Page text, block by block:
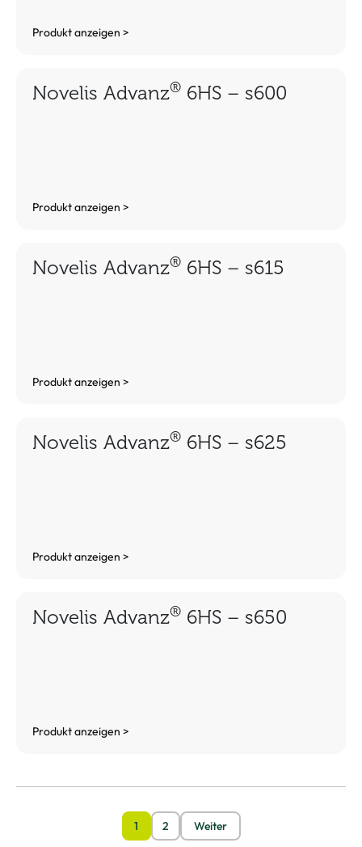
Produkt anzeigen >
Novelis Advanz® 6HS – s600
Produkt anzeigen >
Novelis Advanz® 6HS – s615
Produkt anzeigen >
Novelis Advanz® 6HS – s625
Produkt anzeigen >
Novelis Advanz® 6HS – s650
Produkt anzeigen >
1 2 Weiter